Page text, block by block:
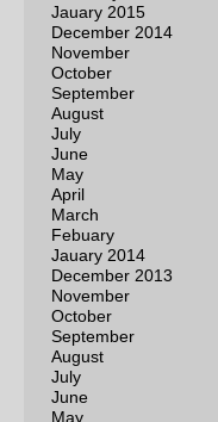
Jauary 2015
December 2014
November
October
September
August
July
June
May
April
March
Febuary
Jauary 2014
December 2013
November
October
September
August
July
June
May